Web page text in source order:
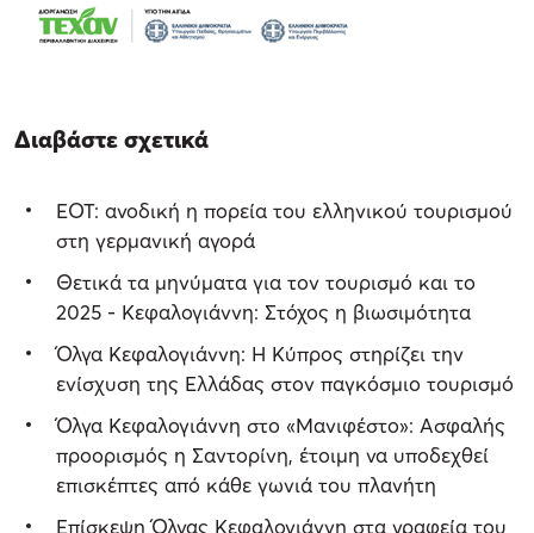
Διαβάστε σχετικά
ΕΟΤ: ανοδική η πορεία του ελληνικού τουρισμού
στη γερμανική αγορά
Θετικά τα μηνύματα για τον τουρισμό και το
2025 - Κεφαλογιάννη: Στόχος η βιωσιμότητα
Όλγα Κεφαλογιάννη: Η Κύπρος στηρίζει την
ενίσχυση της Ελλάδας στον παγκόσμιο τουρισμό
Όλγα Κεφαλογιάννη στο «Μανιφέστο»: Ασφαλής
προορισμός η Σαντορίνη, έτοιμη να υποδεχθεί
επισκέπτες από κάθε γωνιά του πλανήτη
Επίσκεψη Όλγας Κεφαλογιάννη στα γραφεία του